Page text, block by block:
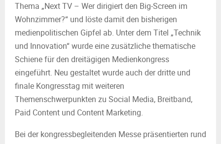
Thema „Next TV – Wer dirigiert den Big-Screen im
Wohnzimmer?“ und löste damit den bisherigen
medienpolitischen Gipfel ab. Unter dem Titel „Technik
und Innovation“ wurde eine zusätzliche thematische
Schiene für den dreitägigen Medienkongress
eingeführt. Neu gestaltet wurde auch der dritte und
finale Kongresstag mit weiteren
Themenschwerpunkten zu Social Media, Breitband,
Paid Content und Content Marketing.
Bei der kongressbegleitenden Messe präsentierten rund